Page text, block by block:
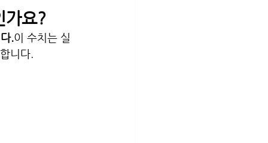
가요?
.이 수치는 실
니다.